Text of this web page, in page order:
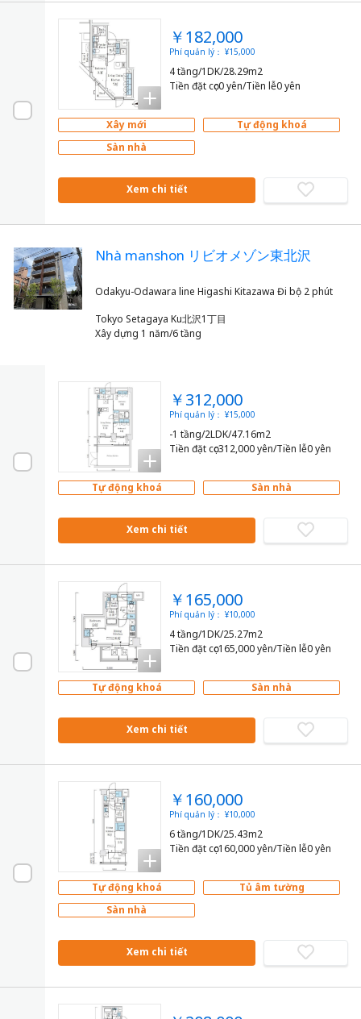
￥182,000
Phí quản lý： ¥15,000
4 tầng/1DK/28.29m2
Tiền đặt cọc0 yên/Tiền lễ0 yên
Xây mới
Tự động khoá
Sàn nhà
Xem chi tiết
Nhà manshon リビオメゾン東北沢
Tokyo Setagaya Ku北沢1丁目
Xây dựng 1 năm/6 tầng
￥312,000
Phí quản lý： ¥15,000
-1 tầng/2LDK/47.16m2
Tiền đặt cọc312,000 yên/Tiền lễ0 yên
Tự động khoá Sàn nhà
Xem chi tiết
￥165,000
Phí quản lý： ¥10,000
4 tầng/1DK/25.27m2
Tiền đặt cọc165,000 yên/Tiền lễ0 yên
Tự động khoá Sàn nhà
Xem chi tiết
￥160,000
Phí quản lý： ¥10,000
6 tầng/1DK/25.43m2
Tiền đặt cọc160,000 yên/Tiền lễ0 yên
Tự động khoá
Tủ âm tường
Sàn nhà
Xem chi tiết